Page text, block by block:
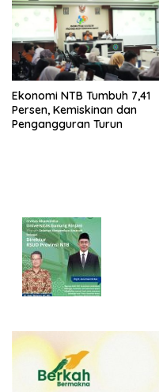
Ekonomi NTB Tumbuh 7,41
Persen, Kemiskinan dan
Pengangguran Turun